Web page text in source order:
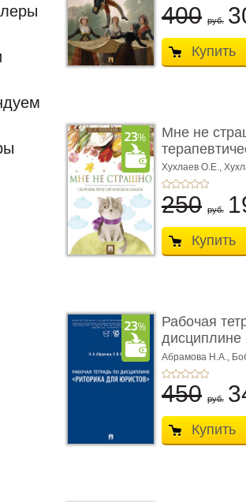
400 руб.
Купить
Мне не
Хухлаев О.Е.,
250 руб.
Купить
Рабочая
дисциплине
ю� ...
Абрамова Н.А.,
450 руб.
Купить